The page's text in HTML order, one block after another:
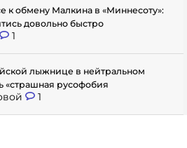
к обмену Малкина в «Миннесоту»:
довольно быстро
1
лыжнице в нейтральном
«страшная русофобия
1